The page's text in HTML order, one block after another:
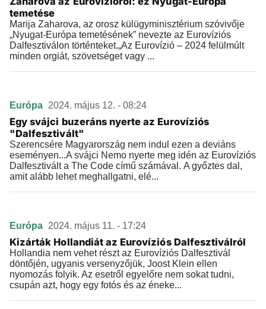
temetése
Marija Zaharova, az orosz külügyminisztérium szóvivője
„Nyugat-Európa temetésének” nevezte az Eurovíziós
Dalfesztiválon történteket.„Az Eurovízió – 2024 felülmúlt
minden orgiát, szövetséget vagy ...
Európa 2024. május 12. - 08:24
Egy svájci buzeráns nyerte az Eurovíziós
"Dalfesztivált"
Szerencsére Magyarország nem indul ezen a deviáns
eseményen...A svájci Nemo nyerte meg idén az Eurovíziós
Dalfesztivált a The Code című számával. A győztes dal,
amit alább lehet meghallgatni, elé...
Európa 2024. május 11. - 17:24
Kizárták Hollandiát az Eurovíziós Dalfesztiválról
Hollandia nem vehet részt az Eurovíziós Dalfesztivál
döntőjén, ugyanis versenyzőjük, Joost Klein ellen
nyomozás folyik. Az esetről egyelőre nem sokat tudni,
csupán azt, hogy egy fotós és az éneke...